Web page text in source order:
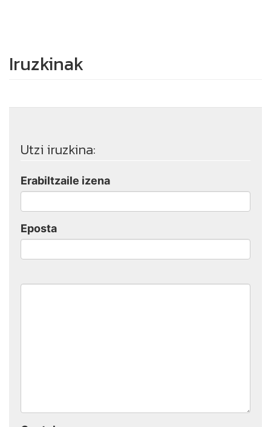
Iruzkinak
Utzi iruzkina:
Erabiltzaile izena
Eposta